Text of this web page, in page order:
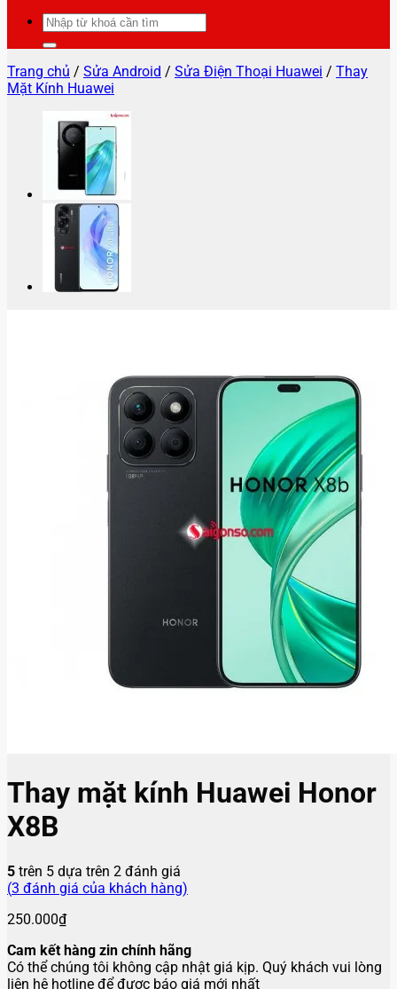
Tìm
kiếm:
Trang chủ / Sửa Android / Sửa Điện Thoại Huawei / Thay
Mặt Kính Huawei
Thay mặt kính Huawei Honor
X8B
5 trên 5 dựa trên 2 đánh giá
(3 đánh giá của khách hàng)
250.000₫
Cam kết hàng zin chính hãng
Có thể chúng tôi không cập nhật giá kịp. Quý khách vui lòng
liên hệ hotline để được báo giá mới nhất